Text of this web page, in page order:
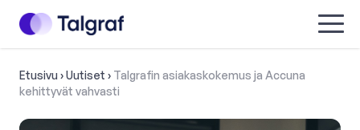
Talgraf Menu
Etusivu›Uutiset › Talgrafin asiakaskokemus ja Accuna
kehittyvät vahvasti